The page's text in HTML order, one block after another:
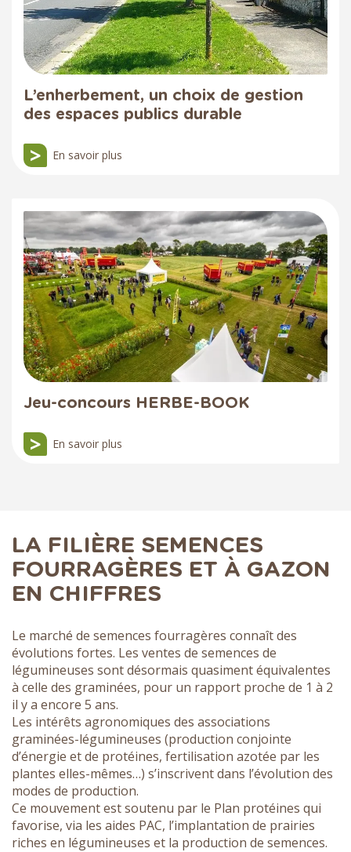
L’enherbement, un choix de gestion
des espaces publics durable
En savoir plus
Jeu-concours HERBE-BOOK
En savoir plus
LA FILIÈRE SEMENCES
FOURRAGÈRES ET À GAZON
EN CHIFFRES
Le marché de semences fourragères connaît des
évolutions fortes. Les ventes de semences de
légumineuses sont désormais quasiment équivalentes
à celle des graminées, pour un rapport proche de 1 à 2
il y a encore 5 ans.
Les intérêts agronomiques des associations
graminées-légumineuses (production conjointe
d’énergie et de protéines, fertilisation azotée par les
plantes elles-mêmes…) s’inscrivent dans l’évolution des
modes de production.
Ce mouvement est soutenu par le Plan protéines qui
favorise, via les aides PAC, l’implantation de prairies
riches en légumineuses et la production de semences.